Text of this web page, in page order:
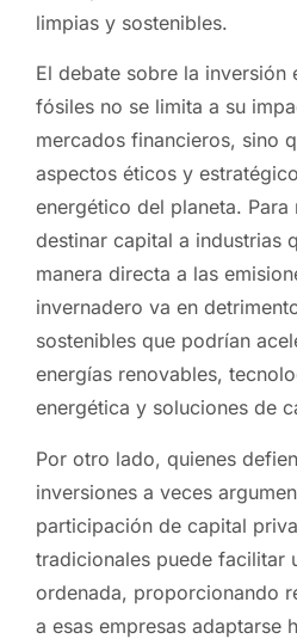
limpias y sostenibles.
El debate sobre la inversión
fósiles no se limita a su
mercados financieros, sino
aspectos éticos y
energético del planeta. Para
destinar capital a industrias
manera directa a las
invernadero va en
sostenibles que podrían
energías renovables,
energética y soluciones de
Por otro lado, quienes
inversiones a veces
participación de capital
tradicionales puede facilitar
ordenada, proporcionando
a esas empresas adaptarse